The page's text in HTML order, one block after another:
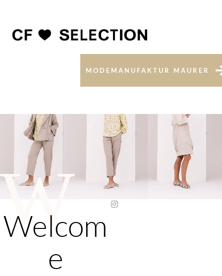
MODEMANUFAKTUR MAURER
W
Welcom
e